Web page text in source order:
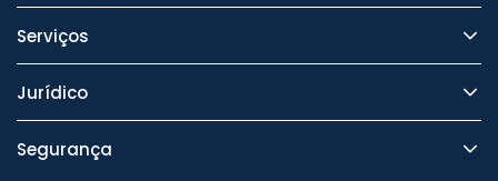
Serviços
Jurídico
Segurança